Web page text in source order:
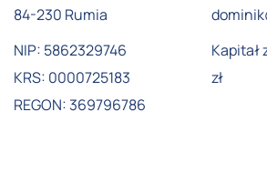
84-230 Rumia
NIP: 5862329746
KRS: 0000725183
REGON: 369796786
Kapitał
zł